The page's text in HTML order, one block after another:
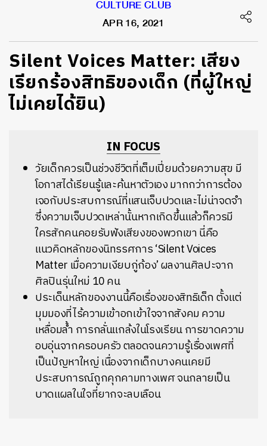
CULTURE CLUB
APR 16, 2021
Silent Voices Matter: เสียง
เรียกร้องสิทธิของเด็ก (ที่ผู้ใหญ่
ไม่เคยได้ยิน)
IN FOCUS
วัยเด็กควรเป็นช่วงชีวิตที่เต็มเปี่ยมด้วยความสุข มี
โอกาสได้เรียนรู้และค้นหาตัวเอง มากกว่าการต้อง
เจอกับประสบการณ์ที่แสนเจ็บปวดและไม่น่าจดจำ
ซึ่งความเจ็บปวดเหล่านั้นหากเกิดขึ้นแล้วก็ควรมี
ใครสักคนคอยรับฟังเสียงของพวกเขา นี่คือ
แนวคิดหลักของนิทรรศการ ‘Silent Voices
Matter เมื่อความเงียบกู่ก้อง’ ผลงานศิลปะจาก
ศิลปินรุ่นใหม่ 10 คน
ประเด็นหลักของงานนี้คือเรื่องของสิทธิเด็ก ตั้งแต่
มุมมองที่ไร้ความเข้าอกเข้าใจจากสังคม ความ
เหลื่อมล้ำ การกลั่นแกล้งในโรงเรียน การขาดความ
อบอุ่นจากครอบครัว ตลอดจนความรู้เรื่องเพศที่
เป็นปัญหาใหญ่ เนื่องจากเด็กบางคนเคยมี
ประสบการณ์ถูกคุกคามทางเพศ จนกลายเป็น
บาดแผลในใจที่ยากจะลบเลือน